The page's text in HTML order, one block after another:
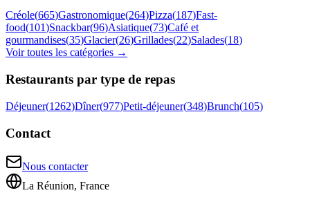
Créole(665)Gastronomique(264)Pizza(187)Fast-
food(101)Snackbar(96)Asiatique(73)Café et
gourmandises(35)Glacier(26)Grillades(22)Salades(18)
Voir toutes les catégories →
Restaurants par type de repas
Déjeuner(1262)Dîner(977)Petit-déjeuner(348)Brunch(105)
Contact
Nous contacter
La Réunion, France